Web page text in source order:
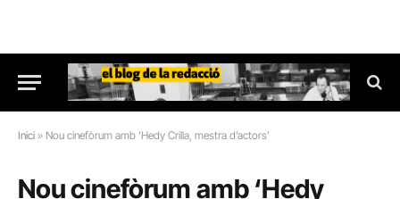
Inici » Nou cinefòrum amb ‘Hedy Crilla, mestra d’actors’
Nou cinefòrum amb ‘Hedy